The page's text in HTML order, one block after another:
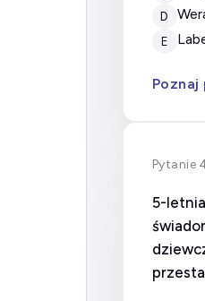
D
E
Pytanie
5-